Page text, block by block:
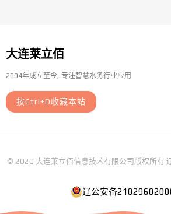
大连莱立佰
2004年成立至今 专注智慧水务行业应用
按Ctrl+D收藏本站
© 2020 大连莱立佰信息技术有限公司版权所有
辽公安备